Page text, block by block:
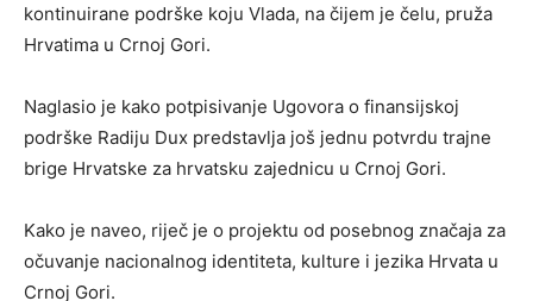
kontinuirane podrške koju Vlada, na čijem je čelu, pruža
Hrvatima u Crnoj Gori.
Naglasio je kako potpisivanje Ugovora o finansijskoj
podrške Radiju Dux predstavlja još jednu potvrdu trajne
brige Hrvatske za hrvatsku zajednicu u Crnoj Gori.
Kako je naveo, riječ je o projektu od posebnog značaja za
očuvanje nacionalnog identiteta, kulture i jezika Hrvata u
Crnoj Gori.